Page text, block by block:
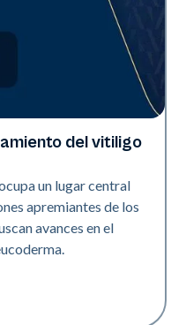
del vitiligo
un lugar central
apremiantes de los
avances en el